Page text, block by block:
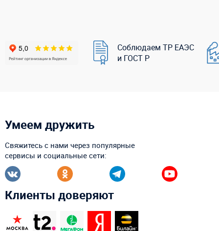
Соблюдаем ТР ЕАЭС
и ГОСТ Р
Умеем дружить
Свяжитесь с нами через популярные
сервисы и социальные сети:
Клиенты доверяют